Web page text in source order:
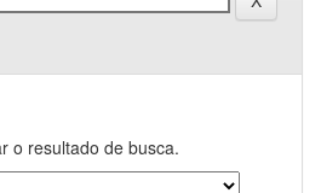
o resultado de busca.